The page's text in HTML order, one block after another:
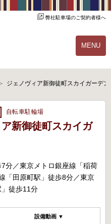
弊社駐車場のご契約者様へ
MENU
ご契約の流れ
駐輪場オーナー様へ
ジェノヴィア新御徒町スカイガーデン
自転車駐輪場
新御徒町スカイガ
分／東京メトロ銀座線「稲荷
「田原町駅」徒歩8分／東京
」徒歩11分
設備動画 ▼